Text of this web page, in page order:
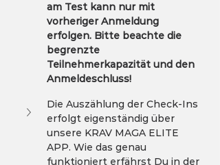
am Test kann nur mit
vorheriger Anmeldung
erfolgen. Bitte beachte die
begrenzte
Teilnehmerkapazität und den
Anmeldeschluss!
Die Auszählung der Check-Ins
erfolgt eigenständig über
unsere KRAV MAGA ELITE
APP. Wie das genau
funktioniert erfährst Du in der